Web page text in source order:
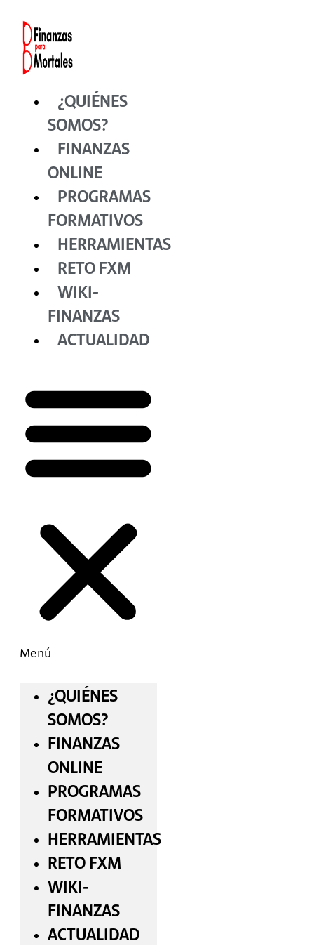
contenido
¿QUIÉNES
SOMOS?
FINANZAS
ONLINE
PROGRAMAS
FORMATIVOS
HERRAMIENTAS
RETO FXM
WIKI-
FINANZAS
ACTUALIDAD
Menú
¿QUIÉNES
SOMOS?
FINANZAS
ONLINE
PROGRAMAS
FORMATIVOS
HERRAMIENTAS
RETO FXM
WIKI-
FINANZAS
ACTUALIDAD